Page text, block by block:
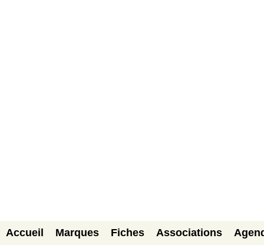
Accueil Marques Fiches Associations